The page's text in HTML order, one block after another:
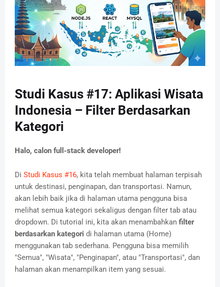
Studi Kasus #17: Aplikasi Wisata
Indonesia – Filter Berdasarkan
Kategori
Halo, calon full-stack developer!
Di Studi Kasus #16, kita telah membuat halaman terpisah
untuk destinasi, penginapan, dan transportasi. Namun,
akan lebih baik jika di halaman utama pengguna bisa
melihat semua kategori sekaligus dengan filter tab atau
dropdown. Di tutorial ini, kita akan menambahkan filter
berdasarkan kategori di halaman utama (Home)
menggunakan tab sederhana. Pengguna bisa memilih
"Semua", "Wisata", "Penginapan", atau "Transportasi", dan
halaman akan menampilkan item yang sesuai.